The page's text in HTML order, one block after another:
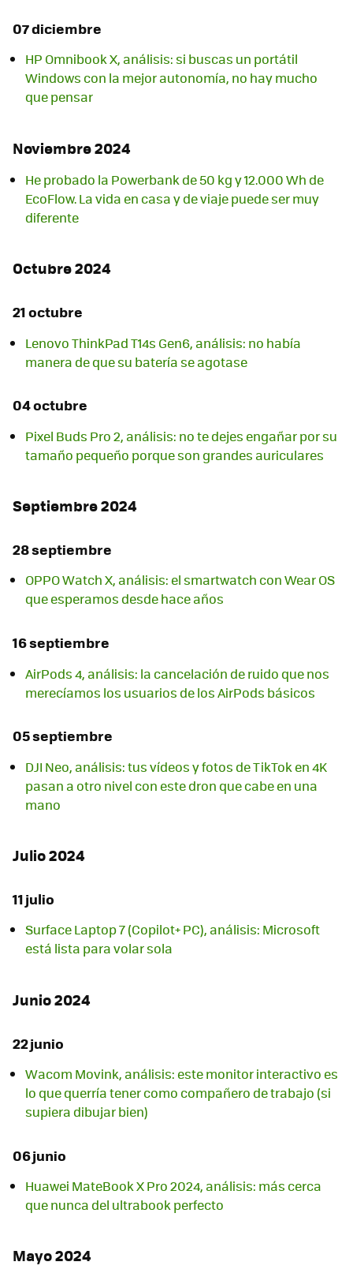
07 diciembre
HP Omnibook X, análisis: si buscas un portátil
Windows con la mejor autonomía, no hay mucho
que pensar
Noviembre 2024
He probado la Powerbank de 50 kg y 12.000 Wh de
EcoFlow. La vida en casa y de viaje puede ser muy
diferente
Octubre 2024
21 octubre
Lenovo ThinkPad T14s Gen6, análisis: no había
manera de que su batería se agotase
04 octubre
Pixel Buds Pro 2, análisis: no te dejes engañar por su
tamaño pequeño porque son grandes auriculares
Septiembre 2024
28 septiembre
OPPO Watch X, análisis: el smartwatch con Wear OS
que esperamos desde hace años
16 septiembre
AirPods 4, análisis: la cancelación de ruido que nos
merecíamos los usuarios de los AirPods básicos
05 septiembre
DJI Neo, análisis: tus vídeos y fotos de TikTok en 4K
pasan a otro nivel con este dron que cabe en una
mano
Julio 2024
11 julio
Surface Laptop 7 (Copilot+ PC), análisis: Microsoft
está lista para volar sola
Junio 2024
22 junio
Wacom Movink, análisis: este monitor interactivo es
lo que querría tener como compañero de trabajo (si
supiera dibujar bien)
06 junio
Huawei MateBook X Pro 2024, análisis: más cerca
que nunca del ultrabook perfecto
Mayo 2024